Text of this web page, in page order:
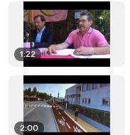
1:22
2:00